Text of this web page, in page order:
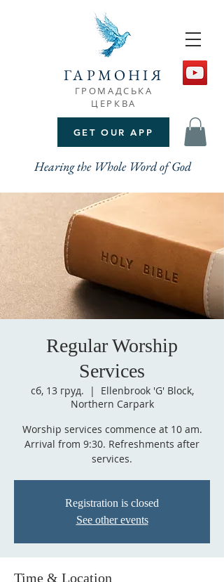
GET OUR APP
ГАРМОНІЯ
ГРОМАДСЬКА
ЦЕРКВА
Hearing the Whole Word of God
Regular Worship
Services
сб, 13 груд.
  |
Ellenbrook 'G' Block,
Northern Carpark
Worship services commence at 10 am.
Arrival from 9:30. Refreshments after
services.
Registration is closed
See other events
Time & Location